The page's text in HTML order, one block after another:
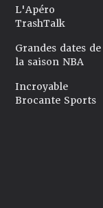
L'Apéro
TrashTalk
Grandes dates de
la saison NBA
Incroyable
Brocante Sports